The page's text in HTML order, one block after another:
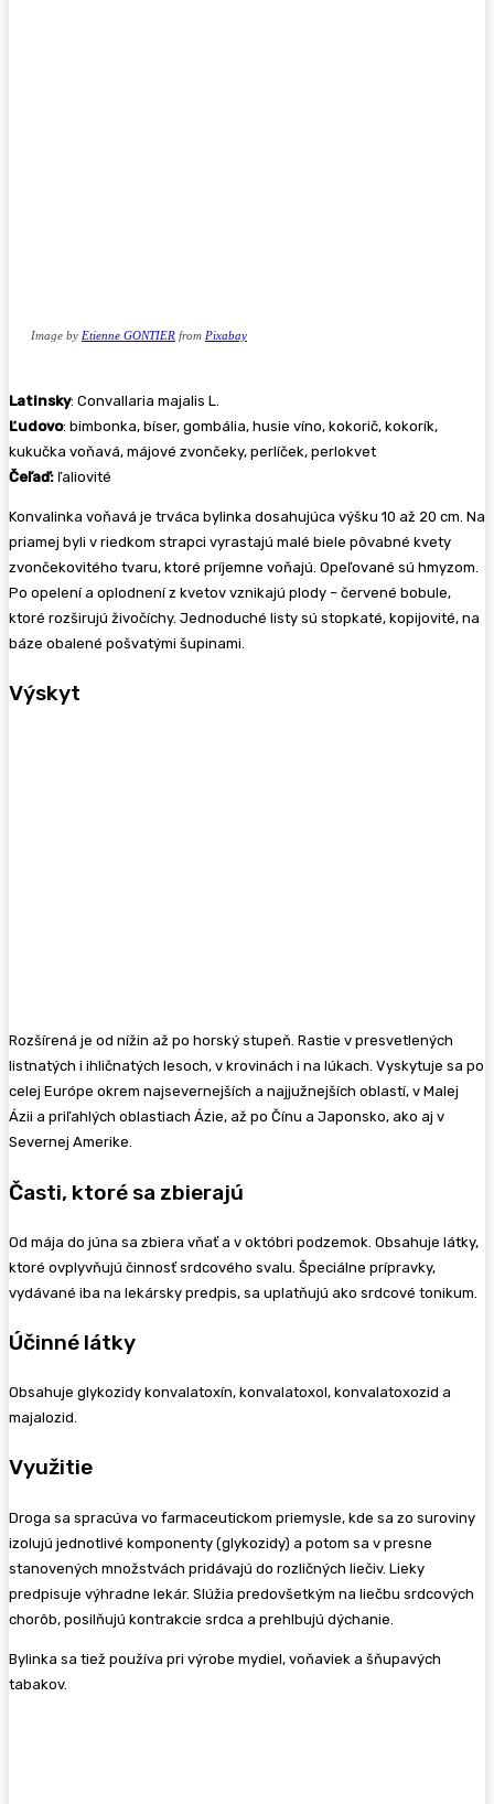
Image by Etienne GONTIER from Pixabay
Latinsky: Convallaria majalis L.
Ľudovo: bimbonka, bíser, gombália, husie víno, kokorič, kokorík,
kukučka voňavá, májové zvončeky, perlíček, perlokvet
Čeľaď: ľaliovité
Konvalinka voňavá je trváca bylinka dosahujúca výšku 10 až 20 cm. Na
priamej byli v riedkom strapci vyrastajú malé biele pôvabné kvety
zvončekovitého tvaru, ktoré príjemne voňajú. Opeľované sú hmyzom.
Po opelení a oplodnení z kvetov vznikajú plody – červené bobule,
ktoré rozširujú živočíchy. Jednoduché listy sú stopkaté, kopijovité, na
báze obalené pošvatými šupinami.
Výskyt
Rozšírená je od nížin až po horský stupeň. Rastie v presvetlených
listnatých i ihličnatých lesoch, v krovinách i na lúkach. Vyskytuje sa po
celej Európe okrem najsevernejších a najjužnejších oblastí, v Malej
Ázii a priľahlých oblastiach Ázie, až po Čínu a Japonsko, ako aj v
Severnej Amerike.
Časti, ktoré sa zbierajú
Od mája do júna sa zbiera vňať a v októbri podzemok. Obsahuje látky,
ktoré ovplyvňujú činnosť srdcového svalu. Špeciálne prípravky,
vydávané iba na lekársky predpis, sa uplatňujú ako srdcové tonikum.
Účinné látky
Obsahuje glykozidy konvalatoxín, konvalatoxol, konvalatoxozid a
majalozid.
Využitie
Droga sa spracúva vo farmaceutickom priemysle, kde sa zo suroviny
izolujú jednotlivé komponenty (glykozidy) a potom sa v presne
stanove­ných množstvách pridávajú do rozličných liečiv. Lieky
predpisuje výhradne lekár. Slúžia predovšetkým na liečbu srdcových
chorôb, posilňujú kontrakcie srdca a pre­hlbujú dýchanie.
Bylinka sa tiež používa pri výrobe mydiel, voňaviek a šňupavých
tabakov.